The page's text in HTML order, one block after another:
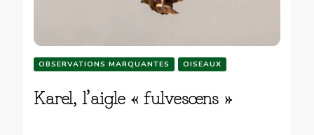
OBSERVATIONS MARQUANTES OISEAUX
Karel, l’aigle « fulvescens »